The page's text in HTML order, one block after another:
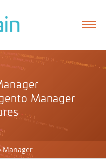
Manager
Manager